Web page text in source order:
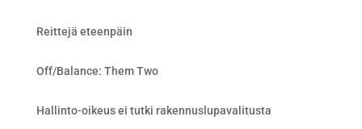
Reittejä eteenpäin
Off/Balance: Them Two
Hallinto-oikeus ei tutki rakennuslupavalitusta